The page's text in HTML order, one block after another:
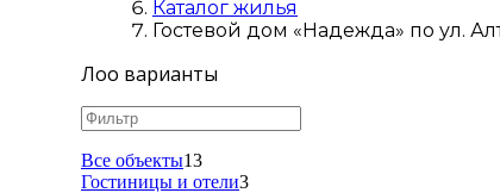
Каталог жилья
Гостевой дом «Надежда» по ул.
Лоо варианты
Все объекты13
Гостиницы и отели3